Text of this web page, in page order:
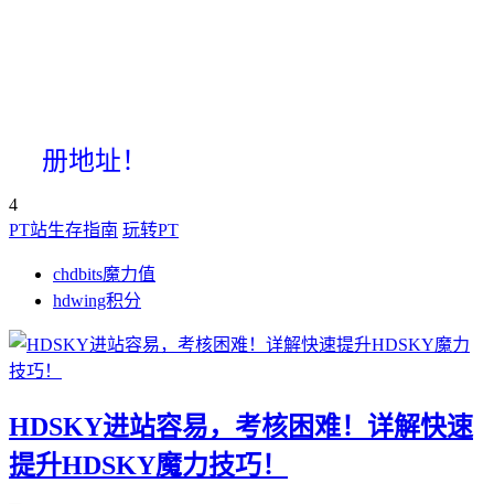
册地址！
4
PT站生存指南 玩转PT
chdbits魔力值
hdwing积分
HDSKY进站容易，考核困难！详解快速
提升HDSKY魔力技巧！